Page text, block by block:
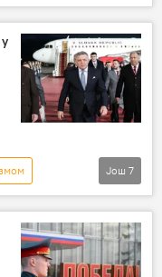
Русија
Још 7